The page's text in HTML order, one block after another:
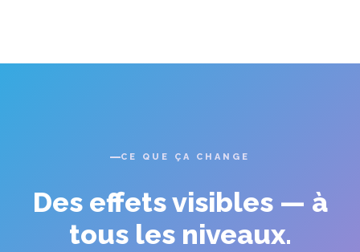
CE QUE ÇA CHANGE
Des effets visibles — à
tous les niveaux.